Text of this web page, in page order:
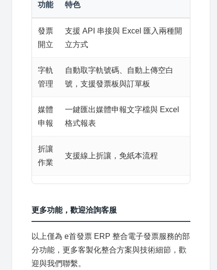
功能 特色
發票
開立
支援 API 串接與 Excel 匯入兩種開
立方式
字軌
管理
自動取字軌號碼、自動上傳空白
號，支援發票板與訂單板
媒體
申報
一鍵匯出媒體申報文字檔與 Excel
格式報表
折讓
作業
支援線上折讓，免紙本流程
更多功能，歡迎洽詢客服
以上僅為 e首發票 ERP 整合電子發票服務的部
分功能，更多客製化整合方案與技術細節，歡
迎與我們聯繫。